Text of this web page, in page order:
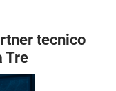
tecnico
Tre